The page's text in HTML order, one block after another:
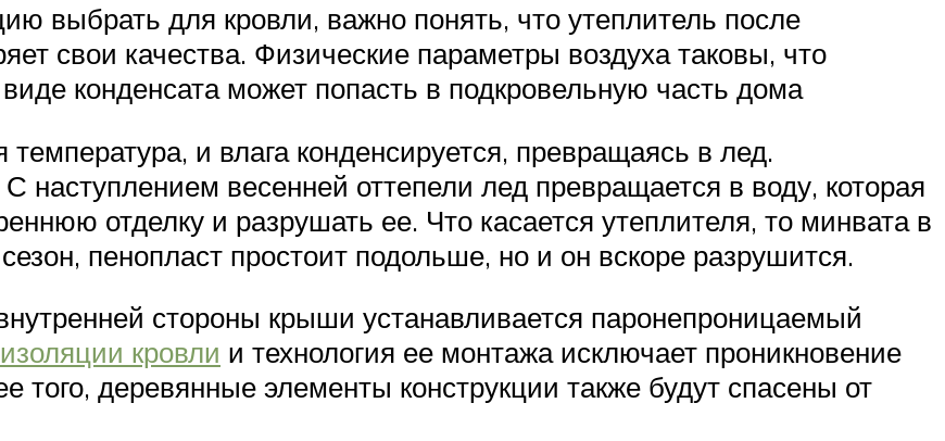
выбрать для кровли, важно понять, что утеплитель после
свои качества. Физические параметры воздуха таковы, что
конденсата может попасть в подкровельную часть дома
и влага конденсируется, превращаясь в лед.
наступлением весенней оттепели лед превращается в воду, которая
отделку и разрушать ее. Что касается утеплителя, то минвата в
пенопласт простоит подольше, но и он вскоре разрушится.
стороны крыши устанавливается паронепроницаемый
кровли и технология ее монтажа исключает проникновение
того, деревянные элементы конструкции также будут спасены от